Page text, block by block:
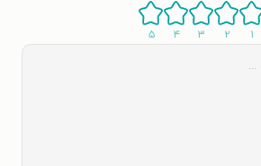
۱ ۲ ۳ ۴ ۵